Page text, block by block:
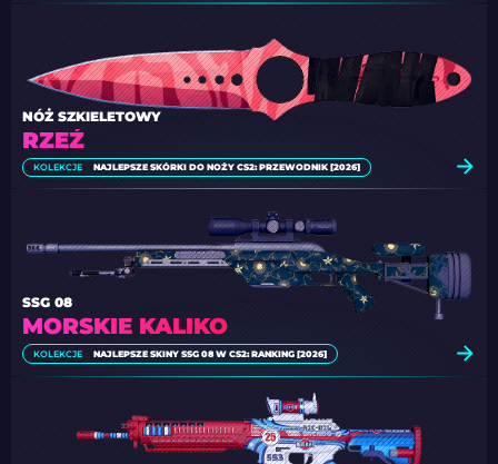
RZEŹ
NÓŻ SZKIELETOWY
KOLEKCJE NAJLEPSZE SKÓRKI DO NOŻY CS2: PRZEWODNIK [2026]
MORSKIE KALIKO
SSG 08
KOLEKCJE NAJLEPSZE SKINY SSG 08 W CS2: RANKING [2026]